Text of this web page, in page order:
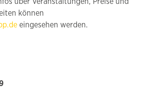
können
eingesehen werden.